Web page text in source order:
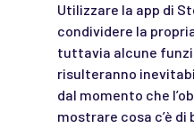
Utilizzare la app di
condividere la
tuttavia alcune
risulteranno
dal momento che
mostrare cosa c’è